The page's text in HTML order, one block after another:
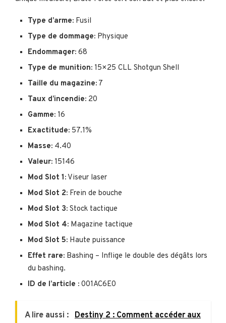
Type d’arme: Fusil
Type de dommage: Physique
Endommager: 68
Type de munition: 15×25 CLL Shotgun Shell
Taille du magazine: 7
Taux d’incendie: 20
Gamme: 16
Exactitude: 57.1%
Masse: 4.40
Valeur: 15146
Mod Slot 1: Viseur laser
Mod Slot 2: Frein de bouche
Mod Slot 3: Stock tactique
Mod Slot 4: Magazine tactique
Mod Slot 5: Haute puissance
Effet rare: Bashing – Inflige le double des dégâts lors
du bashing.
ID de l’article : 001AC6E0
A lire aussi : Destiny 2 : Comment accéder aux